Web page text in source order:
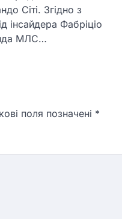
Сіті. Згідно з
інсайдера Фабріціо
МЛС…
поля позначені *